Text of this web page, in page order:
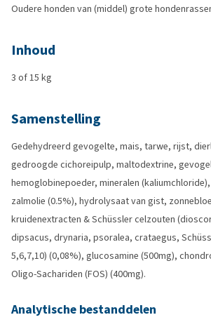
Oudere honden van (middel) grote
Inhoud
3 of 15 kg
Samenstelling
Gedehydreerd gevogelte, mais, tarwe, rijst,
gedroogde cichoreipulp, maltodextrine,
hemoglobinepoeder, mineralen
zalmolie (0.5%), hydrolysaat van gist,
kruidenextracten & Schüssler celzouten
dipsacus, drynaria, psoralea, crataegus,
5,6,7,10) (0,08%), glucosamine (500mg),
Oligo-Sachariden (FOS) (400mg).
Analytische bestanddelen